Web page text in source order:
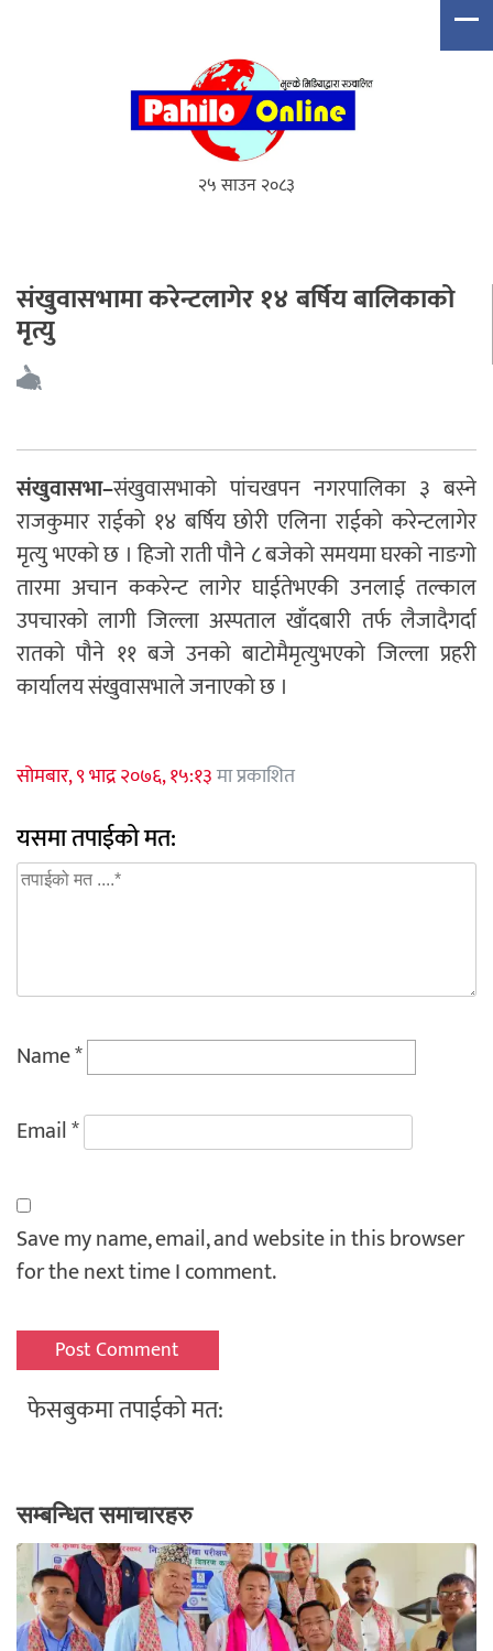
२५ साउन २०८३
संखुवासभामा करेन्टलागेर १४ बर्षिय बालिकाको
मृत्यु
संखुवासभा–संखुवासभाको पांचखपन नगरपालिका ३ बस्ने
राजकुमार राईको १४ बर्षिय छोरी एलिना राईको करेन्टलागेर
मृत्यु भएको छ । हिजो राती पौने ८ बजेको समयमा घरको नाङगो
तारमा अचान ककरेन्ट लागेर घाईतेभएकी उनलाई तल्काल
उपचारको लागी जिल्ला अस्पताल खाँदबारी तर्फ लैजादैगर्दा
रातको पौने ११ बजे उनको बाटोमैमृत्युभएको जिल्ला प्रहरी
कार्यालय संखुवासभाले जनाएको छ ।
सोमबार, ९ भाद्र २०७६, १५:१३मा प्रकाशित
यसमा तपाईको मत:
Name*
Email*
Save my name, email, and website in this browser
for the next time I comment.
फेसबुकमा तपाईको मत:
सम्बन्धित समाचारहरु